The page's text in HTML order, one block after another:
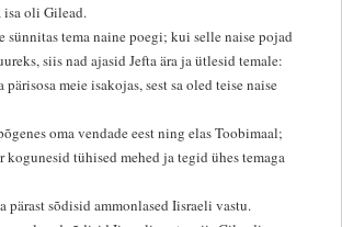
isa oli Gilead.
sünnitas tema naine poegi; kui selle naise pojad
siis nad ajasid Jefta ära ja ütlesid temale:
pärisosa meie isakojas, sest sa oled teise naise
oma vendade eest ning elas Toobimaal;
kogunesid tühised mehed ja tegid ühes temaga
pärast sõdisid ammonlased Iisraeli vastu.